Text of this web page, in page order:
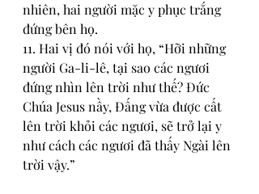
nhiên, hai người mặc y phục trắng
đứng bên họ.
11. Hai vị đó nói với họ, “Hỡi những
người Ga-li-lê, tại sao các ngươi
đứng nhìn lên trời như thế? Ðức
Chúa Jesus nầy, Ðấng vừa được cất
lên trời khỏi các ngươi, sẽ trở lại y
như cách các ngươi đã thấy Ngài lên
trời vậy.”